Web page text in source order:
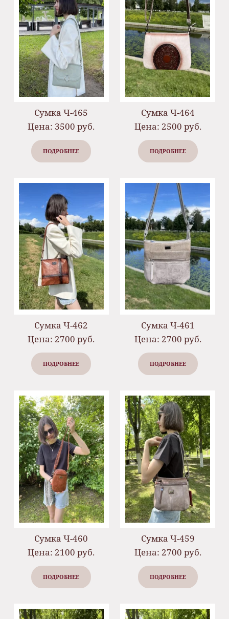
Сумка Ч-465
Цена: 3500 руб.
ПОДРОБНЕЕ
Сумка Ч-464
Цена: 2500 руб.
ПОДРОБНЕЕ
Сумка Ч-462
Цена: 2700 руб.
ПОДРОБНЕЕ
Сумка Ч-461
Цена: 2700 руб.
ПОДРОБНЕЕ
Сумка Ч-460
Цена: 2100 руб.
ПОДРОБНЕЕ
Сумка Ч-459
Цена: 2700 руб.
ПОДРОБНЕЕ